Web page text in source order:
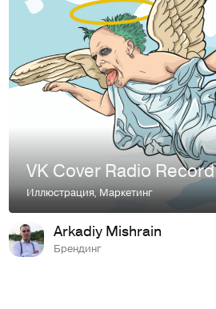
VK Cover Radio Record
Иллюстрация,Маркетинг
Arkadiy Mishrain
Брендинг